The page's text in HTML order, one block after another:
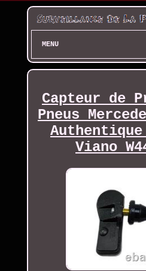
MENU
Capteur de
Pneus
Viano